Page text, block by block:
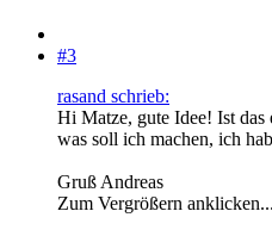
#3
rasand schrieb:
Hi Matze, gute Idee! Ist das
was soll ich machen, ich
Gruß Andreas
Zum Vergrößern